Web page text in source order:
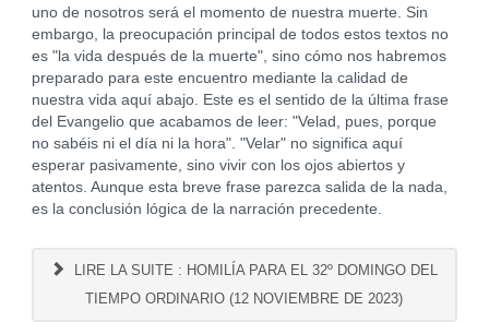
uno de nosotros será el momento de nuestra muerte. Sin
embargo, la preocupación principal de todos estos textos no
es "la vida después de la muerte", sino cómo nos habremos
preparado para este encuentro mediante la calidad de
nuestra vida aquí abajo. Este es el sentido de la última frase
del Evangelio que acabamos de leer: "Velad, pues, porque
no sabéis ni el día ni la hora". "Velar" no significa aquí
esperar pasivamente, sino vivir con los ojos abiertos y
atentos. Aunque esta breve frase parezca salida de la nada,
es la conclusión lógica de la narración precedente.
LIRE LA SUITE : HOMILÍA PARA EL 32º DOMINGO DEL
TIEMPO ORDINARIO (12 NOVIEMBRE DE 2023)